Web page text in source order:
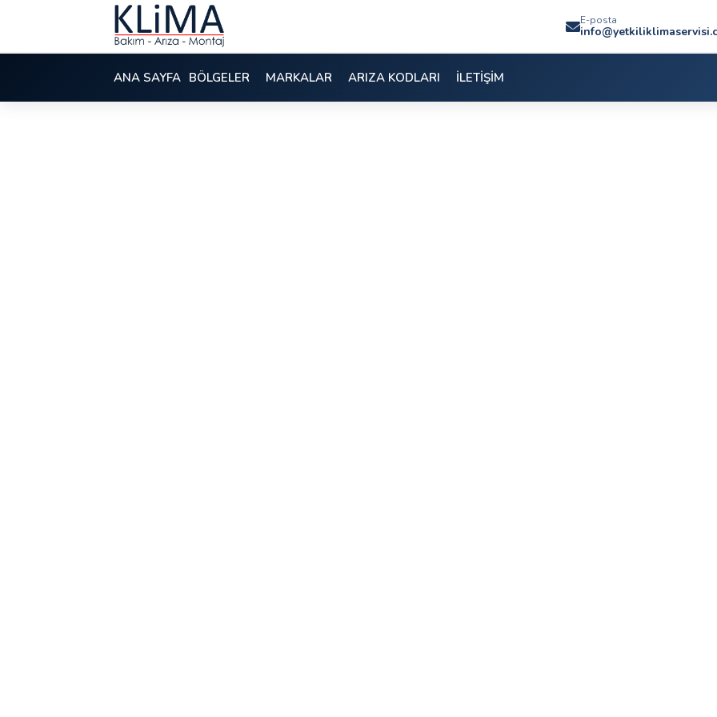
E-posta
ANA SAYFA BÖLGELER MARKALAR ARIZA KODLARI İLETİŞİM